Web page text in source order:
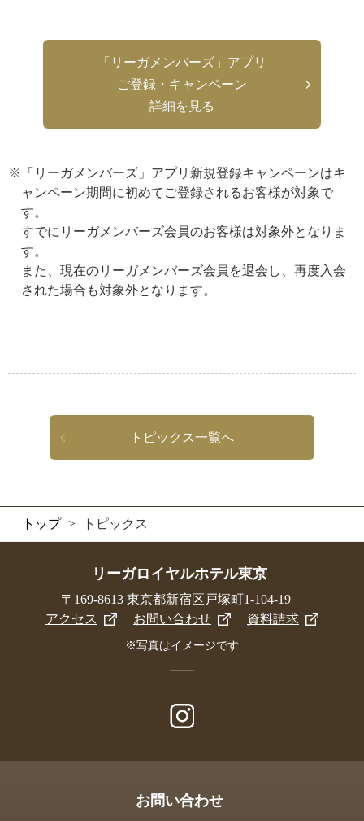
「リーガメンバーズ」アプリ
ご登録・キャンペーン
詳細を見る
※「リーガメンバーズ」アプリ新規登録キャンペーンはキ
ャンペーン期間に初めてご登録されるお客様が対象で
す。
すでにリーガメンバーズ会員のお客様は対象外となりま
す。
また、現在のリーガメンバーズ会員を退会し、再度入会
された場合も対象外となります。
トピックス一覧へ
トップ > トピックス
リーガロイヤルホテル東京
〒169-8613 東京都新宿区戸塚町1-104-19
アクセス
お問い合わせ 資料請求
※写真はイメージです
お問い合わせ